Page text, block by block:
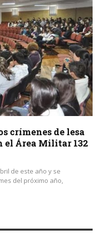
crímenes de lesa
el Área Militar 132
de este año y se
del próximo año,